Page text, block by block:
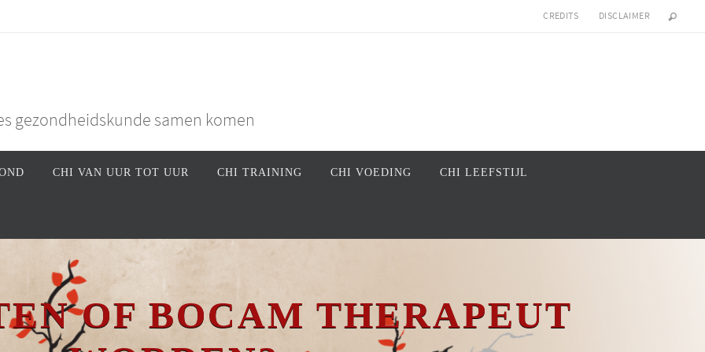
CREDITS DISCLAIMER
gezondheidskunde samen komen
CHI VAN UUR TOT UUR CHI TRAINING CHI VOEDING CHI LEEFSTIJL
OF BOCAM THERAPEUT